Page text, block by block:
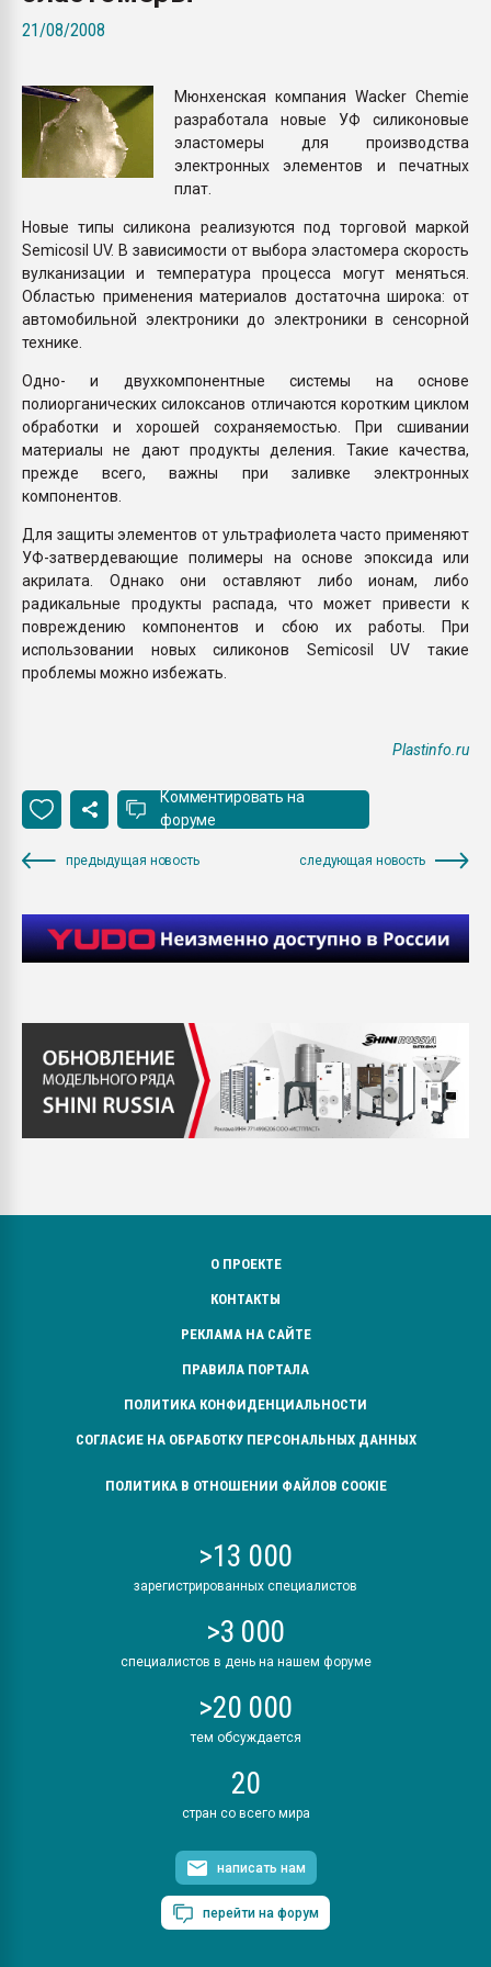
ПЕРЕЙТИ НА
21/08/2008
Мюнхенская компания Wacker Chemie
разработала новые УФ силиконовые
эластомеры для производства
электронных элементов и печатных
плат.
Новые типы силикона реализуются под торговой маркой
Semicosil UV. В зависимости от выбора эластомера скорость
вулканизации и температура процесса могут меняться.
Областью применения материалов достаточна широка: от
автомобильной электроники до электроники в сенсорной
технике.
Одно- и двухкомпонентные системы на основе
полиорганических силоксанов отличаются коротким циклом
обработки и хорошей сохраняемостью. При сшивании
материалы не дают продукты деления. Такие качества,
прежде всего, важны при заливке электронных
компонентов.
Для защиты элементов от ультрафиолета часто применяют
УФ-затвердевающие полимеры на основе эпоксида или
акрилата. Однако они оставляют либо ионам, либо
радикальные продукты распада, что может привести к
повреждению компонентов и сбою их работы. При
использовании новых силиконов Semicosil UV такие
проблемы можно избежать.
Plastinfo.ru
Комментировать на
форуме
предыдущая новость следующая новость
О ПРОЕКТЕ
КОНТАКТЫ
РЕКЛАМА НА САЙТЕ
ПРАВИЛА ПОРТАЛА
ПОЛИТИКА КОНФИДЕНЦИАЛЬНОСТИ
СОГЛАСИЕ НА ОБРАБОТКУ ПЕРСОНАЛЬНЫХ ДАННЫХ
ПОЛИТИКА В ОТНОШЕНИИ ФАЙЛОВ COOKIE
>13 000
зарегистрированных специалистов
>3 000
специалистов в день на нашем форуме
>20 000
тем обсуждается
20
стран со всего мира
написать нам
перейти на форум